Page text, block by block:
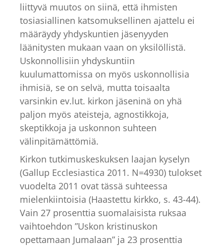
liittyvä muutos on siinä, että ihmisten
tosiasiallinen katsomuksellinen ajattelu ei
määräydy yhdyskuntien jäsenyyden
läänitysten mukaan vaan on yksilöllistä.
Uskonnollisiin yhdyskuntiin
kuulumattomissa on myös uskonnollisia
ihmisiä, se on selvä, mutta toisaalta
varsinkin ev.lut. kirkon jäseninä on yhä
paljon myös ateisteja, agnostikkoja,
skeptikkoja ja uskonnon suhteen
välinpitämättömiä.
Kirkon tutkimuskeskuksen laajan kyselyn
(Gallup Ecclesiastica 2011. N=4930) tulokset
vuodelta 2011 ovat tässä suhteessa
mielenkiintoisia (Haastettu kirkko, s. 43-44).
Vain 27 prosenttia suomalaisista ruksaa
vaihtoehdon ”Uskon kristinuskon
opettamaan Jumalaan” ja 23 prosenttia